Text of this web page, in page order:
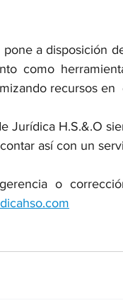
pone a disposición
como
recursos en
Jurídica H.S.&.O
así con un